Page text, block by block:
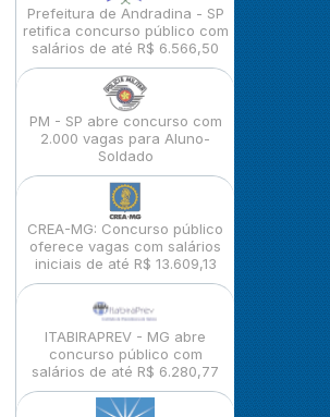
Prefeitura de Andradina - SP
retifica concurso público com
salários de até R$ 6.566,50
PM - SP abre concurso com
2.000 vagas para Aluno-
Soldado
CREA-MG: Concurso público
oferece vagas com salários
iniciais de até R$ 13.609,13
ITABIRAPREV - MG abre
concurso público com
salários de até R$ 6.280,77